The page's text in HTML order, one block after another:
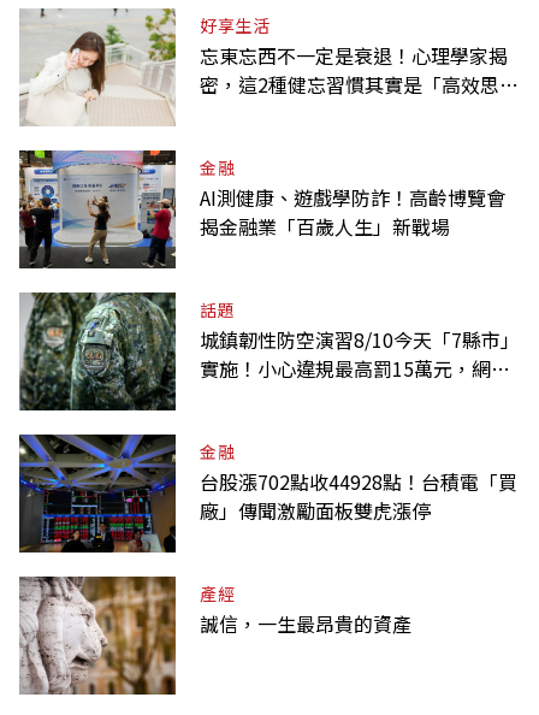
好享生活
忘東忘西不一定是衰退！心理學家揭
密，這2種健忘習慣其實是「高效思
金融
AI測健康、遊戲學防詐！高齡博覽會
揭金融業「百歲人生」新戰場
話題
城鎮韌性防空演習8/10今天「7縣市」
實施！小心違規最高罰15萬元，網路
金融
台股漲702點收44928點！台積電「買
廠」傳聞激勵面板雙虎漲停
產經
誠信，一生最昂貴的資產